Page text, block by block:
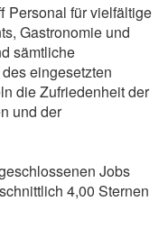
Personal für vielfältige
Gastronomie und
sämtliche
eingesetzten
die Zufriedenheit der
und der
Jobs
4,00 Sternen